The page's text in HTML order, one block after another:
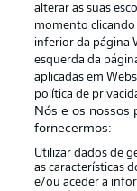
Trabalhe
Contato
alterar as suas
momento clicando
inferior da página
esquerda da
aplicadas em
política de
Nós e os nossos
fornecermos:
Utilizar dados de
as características
e/ou aceder a